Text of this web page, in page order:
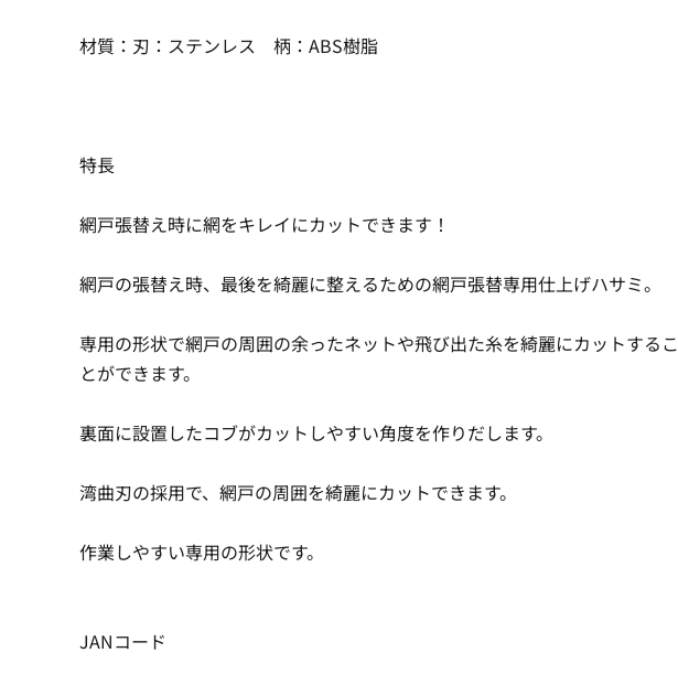
材質：刃：ステンレス 柄：ABS樹脂
特長
網戸張替え時に網をキレイにカットできます！
網戸の張替え時、最後を綺麗に整えるための網戸張替専用仕上げハサミ。
専用の形状で網戸の周囲の余ったネットや飛び出た糸を綺麗にカットするこ
とができます。
裏面に設置したコブがカットしやすい角度を作りだします。
湾曲刃の採用で、網戸の周囲を綺麗にカットできます。
作業しやすい専用の形状です。
JANコード